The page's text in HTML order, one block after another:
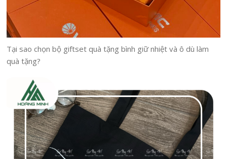
Tại sao chọn bộ giftset quà tặng bình giữ nhiệt và ô dù làm
quà tặng?